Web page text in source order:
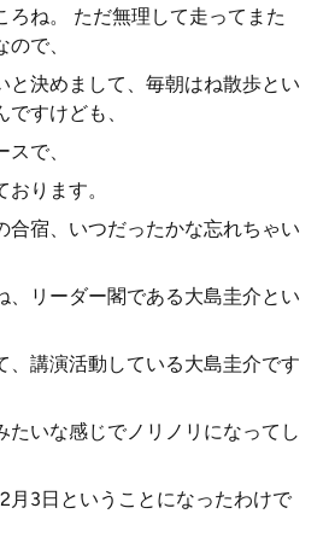
ろね。 ただ無理して走ってまた
で、
と決めまして、毎朝はね散歩とい
すけども、
で、
ります。
合宿、いつだったかな忘れちゃい
、リーダー閣である大島圭介とい
、講演活動している大島圭介です
たいな感じでノリノリになってし
月3日ということになったわけで